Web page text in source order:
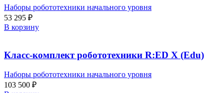
Наборы робототехники начального уровня
53 295 ₽
В корзину
Класс-комплект робототехники R:ED X (Edu)
Наборы робототехники начального уровня
103 500 ₽